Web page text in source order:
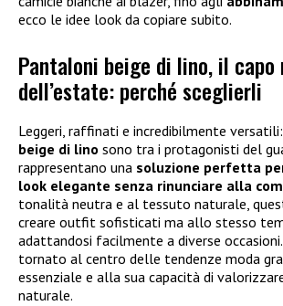
ecco le idee look da copiare subito.
Pantaloni beige di lino, il capo
dell’estate: perché sceglierli
Leggeri, raffinati e incredibilmente
beige di lino sono tra i protagonisti del
rappresentano una soluzione perfetta
look elegante senza rinunciare alla
tonalità neutra e al tessuto naturale,
creare outfit sofisticati ma allo stesso
adattandosi facilmente a diverse
tornato al centro delle tendenze moda
essenziale e alla sua capacità di
naturale.